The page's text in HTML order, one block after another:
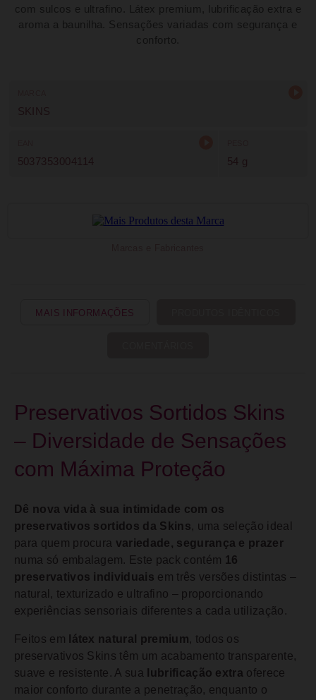
com sulcos e ultrafino. Látex premium, lubrificação extra e
aroma a baunilha. Sensações variadas com segurança e
conforto.
SKINS
5037353004114 54 g
MAIS INFORMAÇÕES
Preservativos Sortidos Skins
– Diversidade de Sensações
com Máxima Proteção
Dê nova vida à sua intimidade com os
preservativos sortidos da Skins, uma seleção ideal
para quem procura variedade, segurança e prazer
numa só embalagem. Este pack contém 16
preservativos individuais em três versões distintas –
natural, texturizado e ultrafino – proporcionando
experiências sensoriais diferentes a cada utilização.
Feitos em látex natural premium, todos os
preservativos Skins têm um acabamento transparente,
suave e resistente. A sua
lubrificação extra oferece
maior conforto durante a penetração, enquanto o